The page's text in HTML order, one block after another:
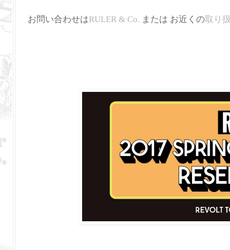
お問い合わせはRULER & Co. または お近くの取り